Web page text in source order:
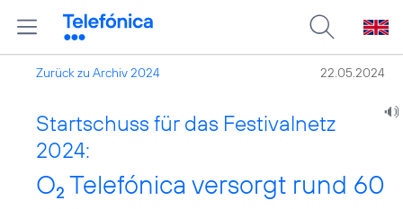
Zurück zu Archiv 2024 22.05.2024
Startschuss für das Festivalnetz
2024:
O2 Telefónica versorgt rund 60